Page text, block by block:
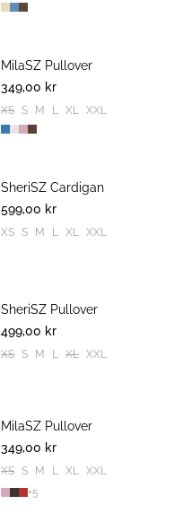
NYHET
2 FOR 600 SEK
MilaSZ Pullover
349,00 kr
XS S M L XL XXL
NYHET
SheriSZ Cardigan
599,00 kr
XS S M L XL XXL
NYHET
SheriSZ Pullover
499,00 kr
XS S M L XL XXL
NYHET
2 FOR 600 SEK
MilaSZ Pullover
349,00 kr
XS S M L XL XXL
+5